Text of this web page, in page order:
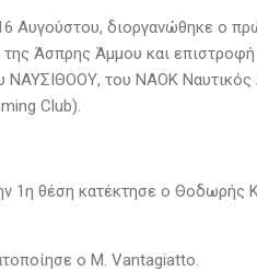
Αυγούστου, διοργανώθηκε ο
της Άσπρης Άμμου και
ΝΑΥΣΙΘΟΟΥ, του ΝΑΟΚ Ναυτικός
Club).
1η θέση κατέκτησε ο Θοδωρής
ο M. Vantagiatto.